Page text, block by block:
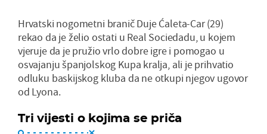
Hrvatski nogometni branič Duje Ćaleta-Car (29)
rekao da je želio ostati u Real Sociedadu, u kojem
vjeruje da je pružio vrlo dobre igre i pomogao u
osvajanju španjolskog Kupa kralja, ali je prihvatio
odluku baskijskog kluba da ne otkupi njegov ugovor
od Lyona.
Tri vijesti o kojima se priča